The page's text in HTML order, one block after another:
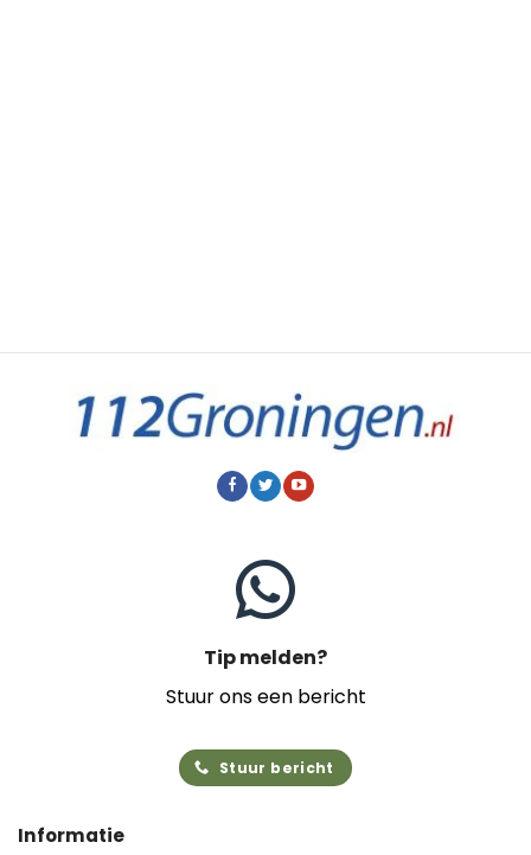
Informatie
Tip melden?
Stuur ons een bericht
Stuur bericht